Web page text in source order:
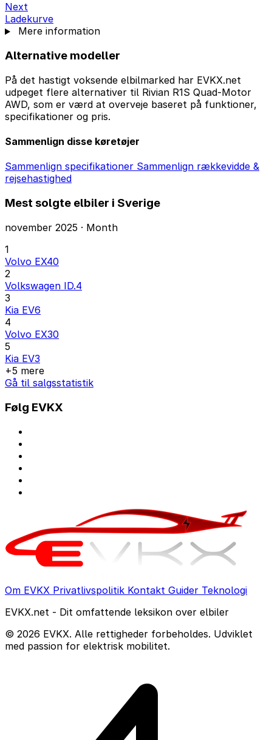
Next
Ladekurve
Mere information
Alternative modeller
På det hastigt voksende elbilmarked har EVKX.net
udpeget flere alternativer til Rivian R1S Quad-Motor
AWD, som er værd at overveje baseret på funktioner,
specifikationer og pris.
Sammenlign disse køretøjer
Sammenlign specifikationer Sammenlign rækkevidde &
rejsehastighed
Mest solgte elbiler i Sverige
november 2025 · Month
1
Volvo EX40
2
Volkswagen ID.4
3
Kia EV6
4
Volvo EX30
5
Kia EV3
+5 mere
Gå til salgsstatistik
Følg EVKX
Om EVKX Privatlivspolitik Kontakt Guider Teknologi
EVKX.net - Dit omfattende leksikon over elbiler
© 2026 EVKX. Alle rettigheder forbeholdes. Udviklet
med passion for elektrisk mobilitet.